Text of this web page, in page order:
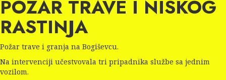
POŽAR TRAVE I NISKOG
RASTINJA
Požar trave i granja na Bogiševcu.
Na intervenciji učestvovala tri pripadnika službe sa jednim
vozilom.